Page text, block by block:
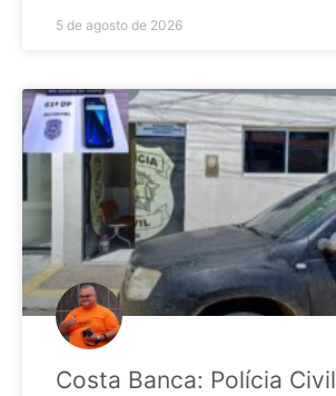
5 de agosto de 2026
Costa Banca: Polícia